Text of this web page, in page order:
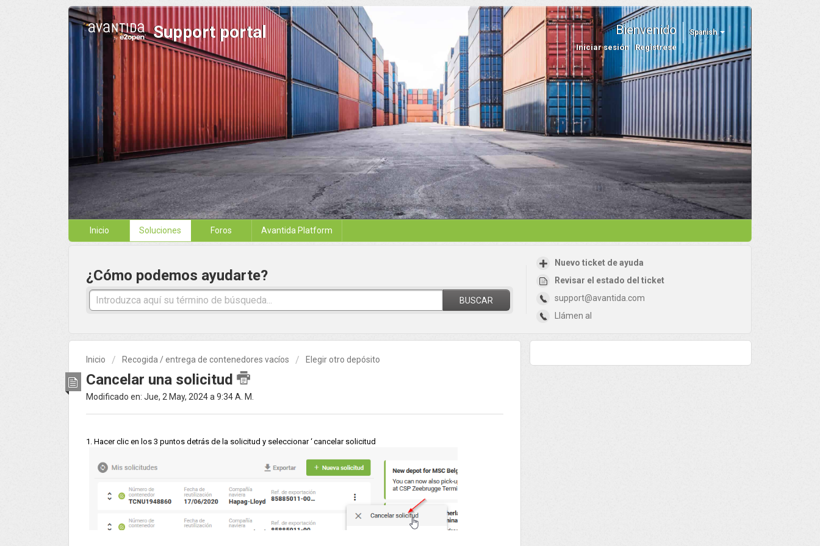
Support portal Spanish
Bienvenido
Iniciar sesión Regístrese
Inicio Soluciones Foros Avantida Platform
¿Cómo podemos ayudarte?
BUSCAR
Nuevo ticket de ayuda
Revisar el estado del ticket
support@avantida.com
Llámen al
Inicio Recogida / entrega de contenedores vacíos Elegir otro depósito
Cancelar una solicitud
Modificado en: Jue, 2 May, 2024 a 9:34 A. M.
1. Hacer clic en los 3 puntos detrás de la solicitud y seleccionar ‘ cancelar solicitud